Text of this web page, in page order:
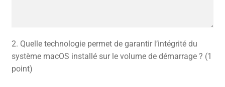
2. Quelle technologie permet de garantir l’intégrité du
système macOS installé sur le volume de démarrage ? (1
point)